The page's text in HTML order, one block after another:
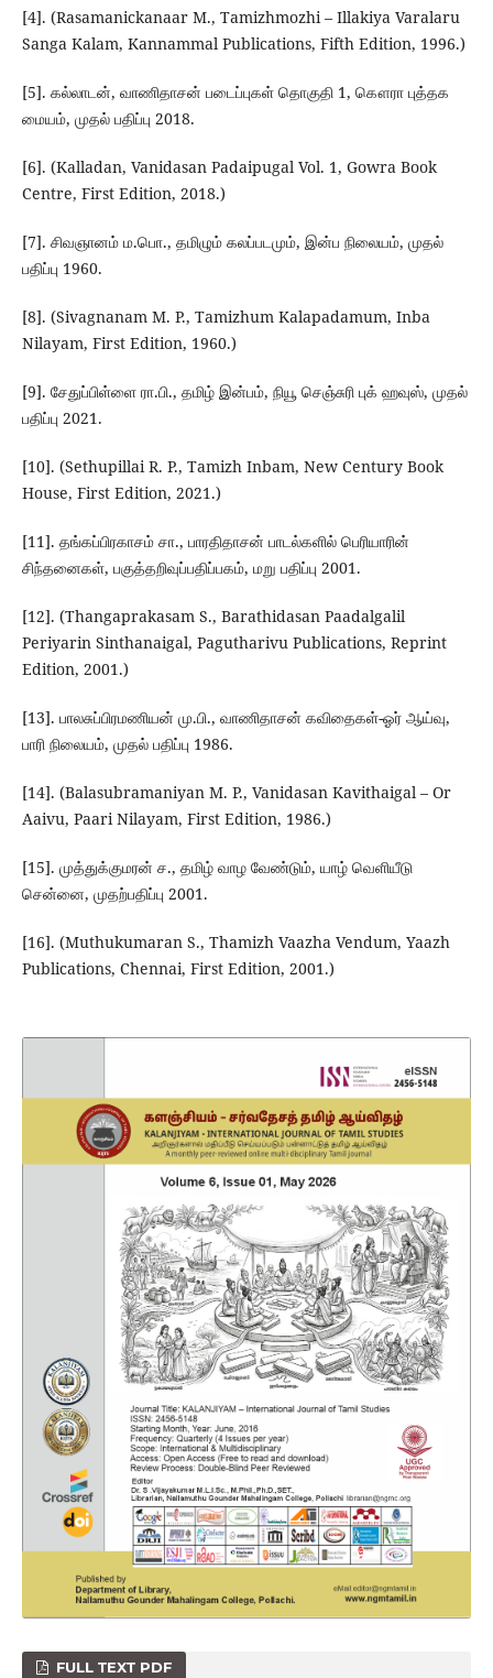
[4]. (Rasamanickanaar M., Tamizhmozhi – Illakiya Varalaru
Sanga Kalam, Kannammal Publications, Fifth Edition, 1996.)
[5]. கல்லாடன், வாணிதாசன் படைப்புகள் தொகுதி 1, கௌரா புத்தக
மையம், முதல் பதிப்பு 2018.
[6]. (Kalladan, Vanidasan Padaipugal Vol. 1, Gowra Book
Centre, First Edition, 2018.)
[7]. சிவஞானம் ம.பொ., தமிழும் கலப்படமும், இன்ப நிலையம், முதல்
பதிப்பு 1960.
[8]. (Sivagnanam M. P., Tamizhum Kalapadamum, Inba
Nilayam, First Edition, 1960.)
[9]. சேதுப்பிள்ளை ரா.பி., தமிழ் இன்பம், நியூ செஞ்சுரி புக் ஹவுஸ், முதல்
பதிப்பு 2021.
[10]. (Sethupillai R. P., Tamizh Inbam, New Century Book
House, First Edition, 2021.)
[11]. தங்கப்பிரகாசம் சா., பாரதிதாசன் பாடல்களில் பெரியாரின்
சிந்தனைகள், பகுத்தறிவுப்பதிப்பகம், மறு பதிப்பு 2001.
[12]. (Thangaprakasam S., Barathidasan Paadalgalil
Periyarin Sinthanaigal, Pagutharivu Publications, Reprint
Edition, 2001.)
[13]. பாலசுப்பிரமணியன் மு.பி., வாணிதாசன் கவிதைகள்-ஓர் ஆய்வு,
பாரி நிலையம், முதல் பதிப்பு 1986.
[14]. (Balasubramaniyan M. P., Vanidasan Kavithaigal – Or
Aaivu, Paari Nilayam, First Edition, 1986.)
[15]. முத்துக்குமரன் ச., தமிழ் வாழ வேண்டும், யாழ் வெளியீடு
சென்னை, முதற்பதிப்பு 2001.
[16]. (Muthukumaran S., Thamizh Vaazha Vendum, Yaazh
Publications, Chennai, First Edition, 2001.)
FULL TEXT PDF